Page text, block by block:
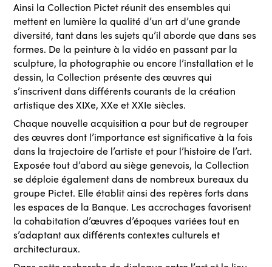
Ainsi la Collection Pictet réunit des ensembles qui
mettent en lumière la qualité d’un art d’une grande
diversité, tant dans les sujets qu’il aborde que dans ses
formes. De la peinture à la vidéo en passant par la
sculpture, la photographie ou encore l’installation et le
dessin, la Collection présente des œuvres qui
s’inscrivent dans différents courants de la création
artistique des XIXe, XXe et XXIe siècles.
Chaque nouvelle acquisition a pour but de regrouper
des œuvres dont l’importance est significative à la fois
dans la trajectoire de l’artiste et pour l’histoire de l’art.
Exposée tout d’abord au siège genevois, la Collection
se déploie également dans de nombreux bureaux du
groupe Pictet. Elle établit ainsi des repères forts dans
les espaces de la Banque. Les accrochages favorisent
la cohabitation d’œuvres d’époques variées tout en
s’adaptant aux différents contextes culturels et
architecturaux.